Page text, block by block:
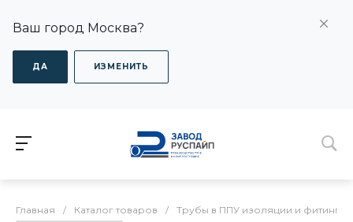
Ваш город Москва?
ДА ИЗМЕНИТЬ
Главная / Каталог товаров / Трубы в ППУ изоляции и фитинги